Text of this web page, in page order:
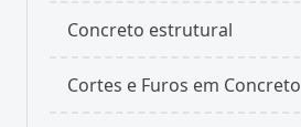
Concreto estrutural
Cortes e Furos em Concreto